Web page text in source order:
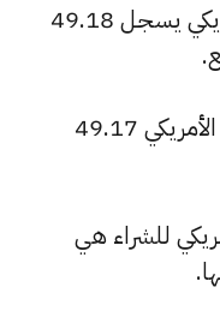
بنك فيصل الإسلامي: الدولار الأمريكي يسجل 49.18
بنك HSBC: بلغ سعر شراء الدولار الأمريكي 49.17
للشراء هي